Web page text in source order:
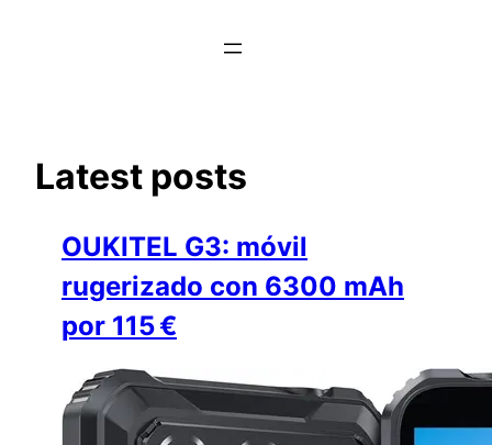
Latest posts
OUKITEL G3: móvil
rugerizado con 6300 mAh
por 115 €